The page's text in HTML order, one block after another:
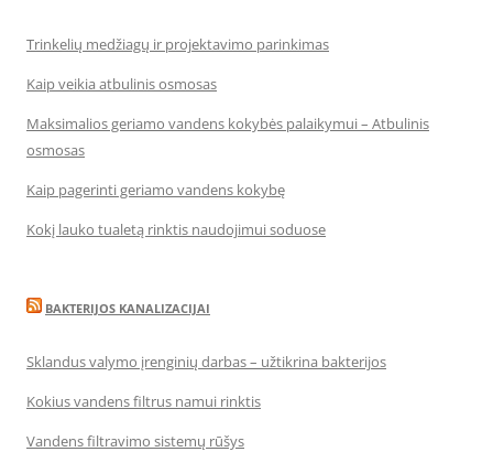
Trinkelių medžiagų ir projektavimo parinkimas
Kaip veikia atbulinis osmosas
Maksimalios geriamo vandens kokybės palaikymui – Atbulinis
osmosas
Kaip pagerinti geriamo vandens kokybę
Kokį lauko tualetą rinktis naudojimui soduose
BAKTERIJOS KANALIZACIJAI
Sklandus valymo įrenginių darbas – užtikrina bakterijos
Kokius vandens filtrus namui rinktis
Vandens filtravimo sistemų rūšys